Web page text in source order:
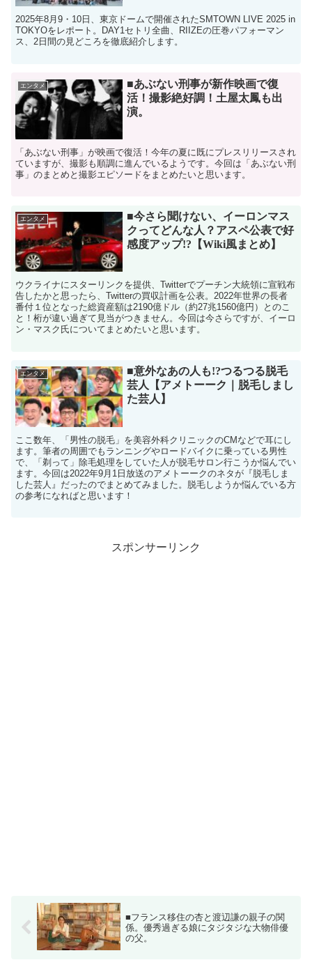
2025年8月9・10日、東京ドームで開催されたSMTOWN LIVE 2025 in
TOKYOをレポート。DAY1セトリ全曲、RIIZEの圧巻パフォーマン
ス、2日間の見どころを徹底紹介します。
エンタメ
■あぶない刑事が新作映画で復
活！撮影絶好調！土屋太鳳も出
演。
「あぶない刑事」が映画で復活！今年の夏に既にプレスリリースされ
ていますが、撮影も順調に進んでいるようです。今回は「あぶない刑
事」のまとめと撮影エピソードをまとめたいと思います。
エンタメ
■今さら聞けない、イーロンマス
クってどんな人？アスペ公表で好
感度アップ!?【Wiki風まとめ】
ウクライナにスターリンクを提供、Twitterでプーチン大統領に宣戦布
告したかと思ったら、Twitterの買収計画を公表。2022年世界の長者
番付１位となった総資産額は2190億ドル（約27兆1560億円）とのこ
と！桁が違い過ぎて見当がつきません。今回は今さらですが、イーロ
ン・マスク氏についてまとめたいと思います。
エンタメ
■意外なあの人も!?つるつる脱毛
芸人【アメトーーク｜脱毛しまし
た芸人】
ここ数年、「男性の脱毛」を美容外科クリニックのCMなどで耳にし
ます。筆者の周囲でもランニングやロードバイクに乗っている男性
で、「剃って」除毛処理をしていた人が脱毛サロン行こうか悩んでい
ます。今回は2022年9月1日放送のアメトーークのネタが『脱毛しま
した芸人』だったのでまとめてみました。脱毛しようか悩んでいる方
の参考になればと思います！
スポンサーリンク
■フランス移住の杏と渡辺謙の親子の関
係。優秀過ぎる娘にタジタジな大物俳優
の父。